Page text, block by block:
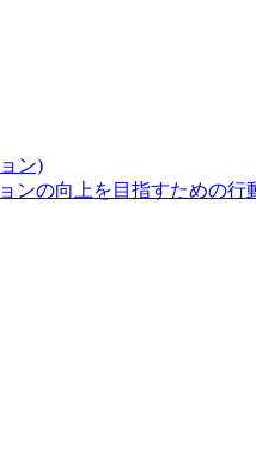
ン)
ンの向上を目指すための行